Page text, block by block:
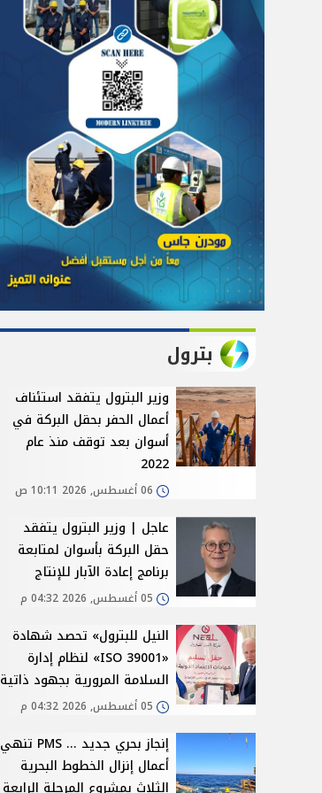
بترول
وزير البترول يتفقد استئناف
أعمال الحفر بحقل البركة في
أسوان بعد توقف منذ عام
2022
06 أغسطس, 2026 10:11 ص
عاجل | وزير البترول يتفقد
حقل البركة بأسوان لمتابعة
برنامج إعادة الآبار للإنتاج
05 أغسطس, 2026 04:32 م
النيل للبترول» تحصد شهادة
«ISO 39001» لنظام إدارة
السلامة المرورية بجهود ذاتية
05 أغسطس, 2026 04:32 م
إنجاز بحري جديد ... PMS تنهي
أعمال إنزال الخطوط البحرية